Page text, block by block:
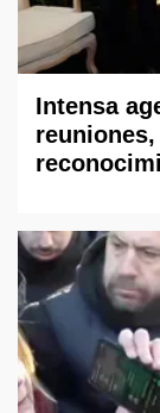
Intensa